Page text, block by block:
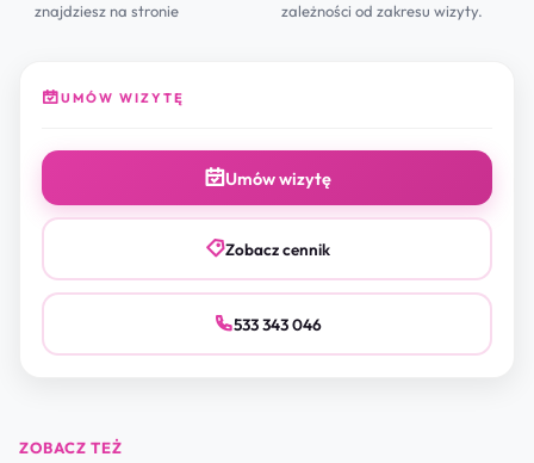
znajdziesz na stronie
zależności od zakresu wizyty.
UMÓW WIZYTĘ
Umów wizytę
Zobacz cennik
533 343 046
ZOBACZ TEŻ